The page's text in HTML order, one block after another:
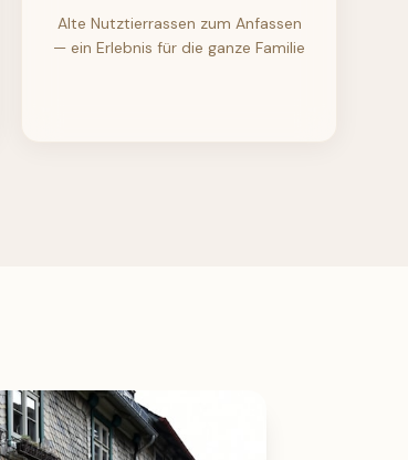
Alte Nutztierrassen zum Anfassen
— ein Erlebnis für die ganze Familie